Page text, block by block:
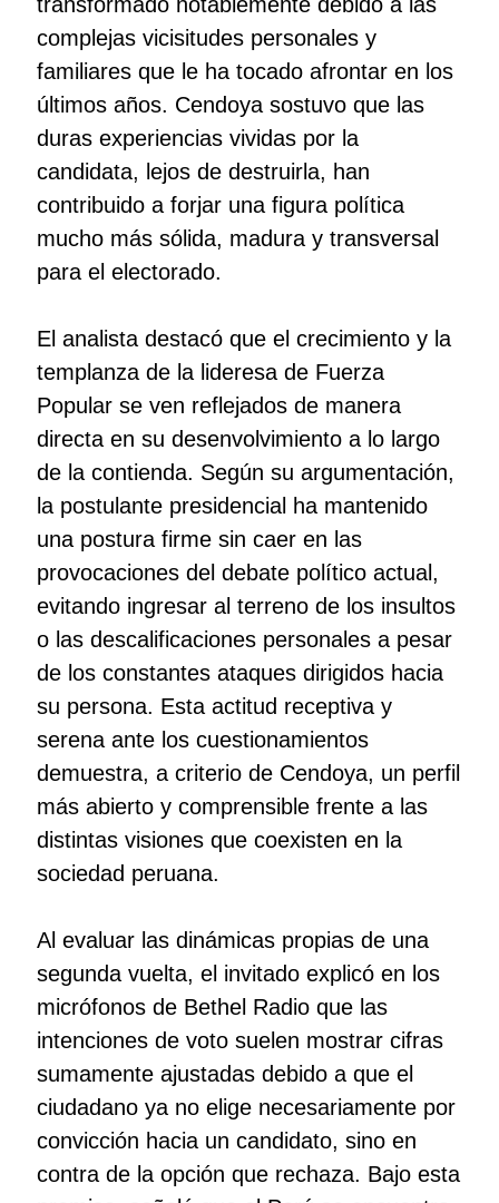
complejas vicisitudes personales y
familiares que le ha tocado afrontar en los
últimos años. Cendoya sostuvo que las
duras experiencias vividas por la
candidata, lejos de destruirla, han
contribuido a forjar una figura política
mucho más sólida, madura y transversal
para el electorado.
El analista destacó que el crecimiento y la
templanza de la lideresa de Fuerza
Popular se ven reflejados de manera
directa en su desenvolvimiento a lo largo
de la contienda. Según su argumentación,
la postulante presidencial ha mantenido
una postura firme sin caer en las
provocaciones del debate político actual,
evitando ingresar al terreno de los insultos
o las descalificaciones personales a pesar
de los constantes ataques dirigidos hacia
su persona. Esta actitud receptiva y
serena ante los cuestionamientos
demuestra, a criterio de Cendoya, un perfil
más abierto y comprensible frente a las
distintas visiones que coexisten en la
sociedad peruana.
Al evaluar las dinámicas propias de una
segunda vuelta, el invitado explicó en los
micrófonos de Bethel Radio que las
intenciones de voto suelen mostrar cifras
sumamente ajustadas debido a que el
ciudadano ya no elige necesariamente por
convicción hacia un candidato, sino en
contra de la opción que rechaza. Bajo esta